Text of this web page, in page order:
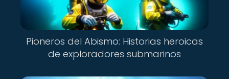
Pioneros del Abismo: Historias heroicas
de exploradores submarinos